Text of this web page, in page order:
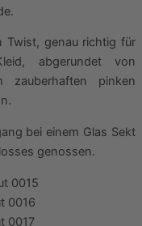
Twist, genau richtig für
abgerundet von
zauberhaften pinken
bei einem Glas Sekt
genossen.